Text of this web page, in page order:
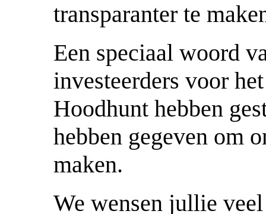
transparanter te
Een speciaal woord
investeerders voor
Hoodhunt hebben
hebben gegeven om
maken.
We wensen jullie